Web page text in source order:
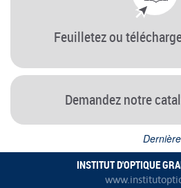
Feuilletez ou
Demandez notre
INSTITUT D'OPTIQUE